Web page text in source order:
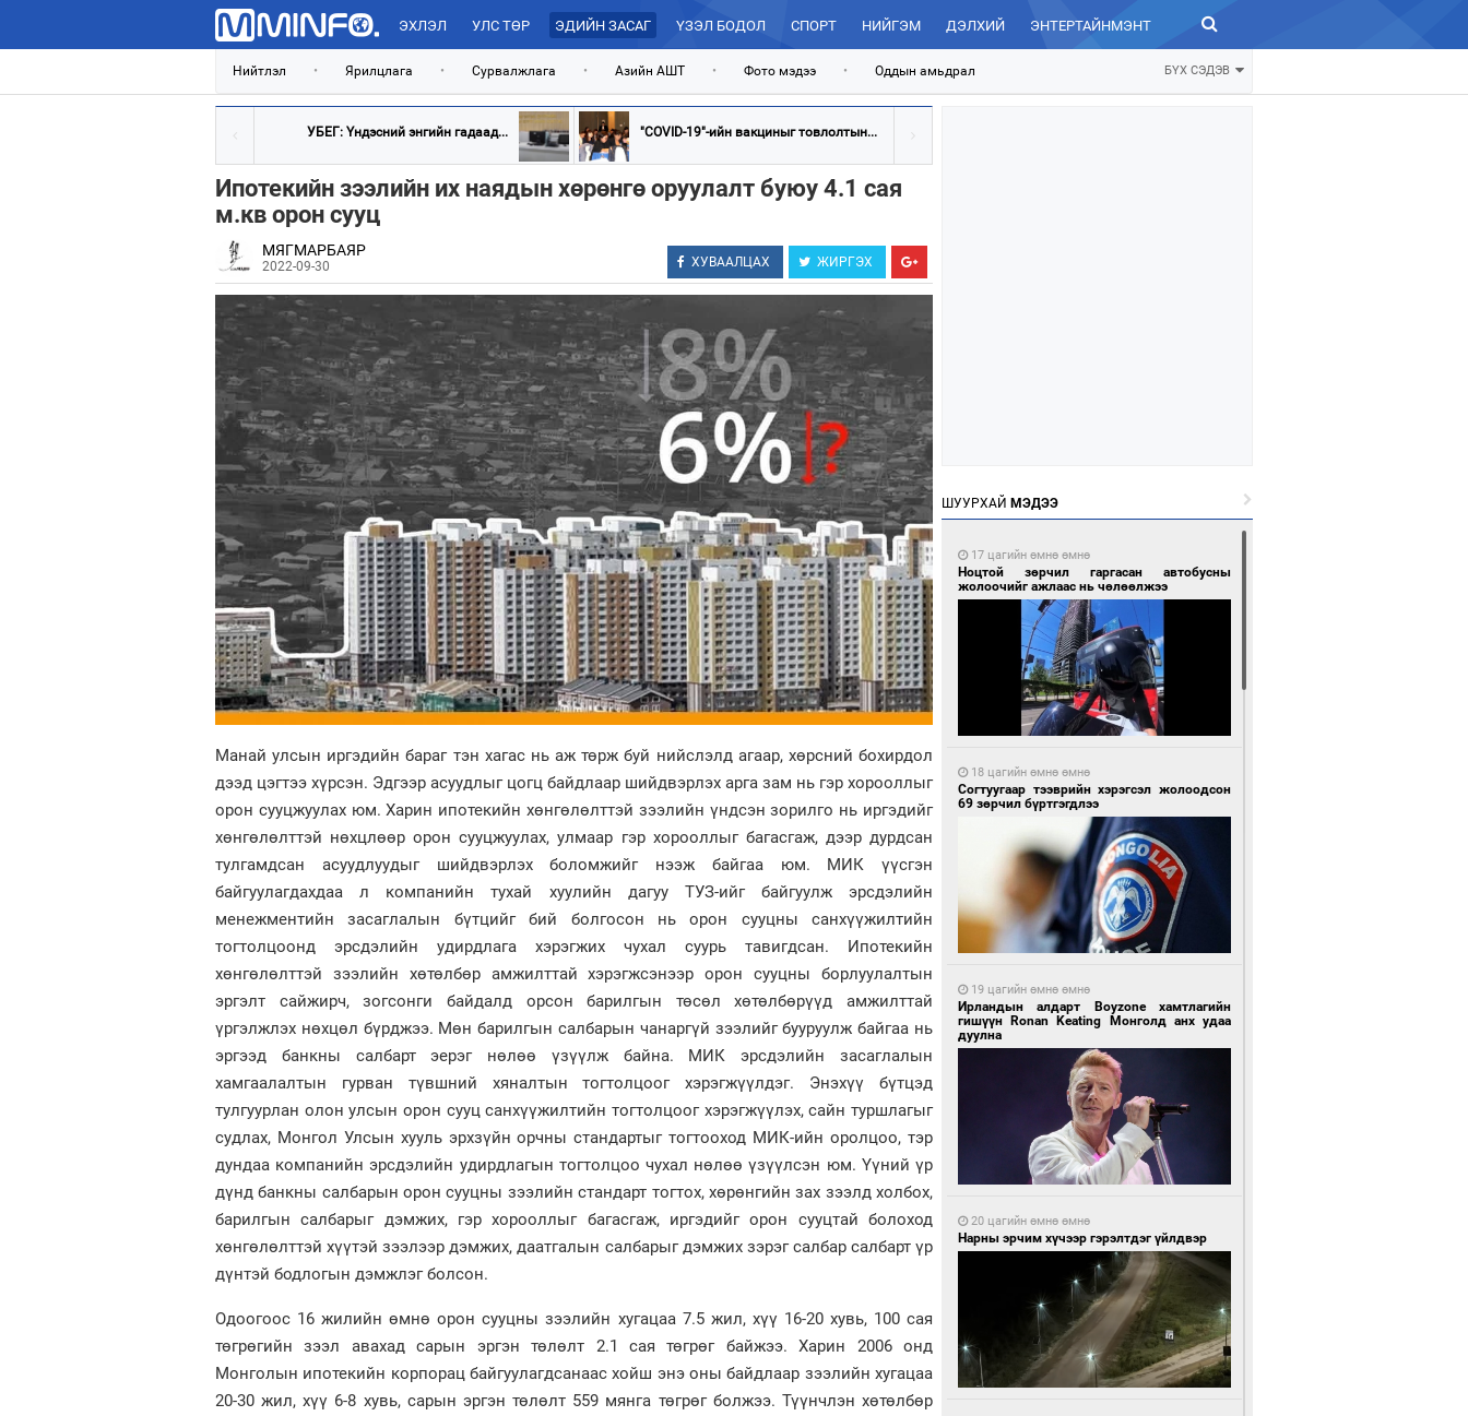
ЭХЛЭЛ УЛС ТӨР ЭДИЙН ЗАСАГ ҮЗЭЛ БОДОЛ СПОРТ НИЙГЭМ ДЭЛХИЙ ЭНТЕРТАЙНМЭНТ ЗУРХАЙ
Нийтлэл • Ярилцлага • Сурвалжлага • Азийн АШТ • Фото мэдээ • Оддын амьдрал БҮХ СЭДЭВ
УБЕГ: Үндэсний энгийн гадаад... "COVID-19"-ийн вакциныг товлолтын...
Ипотекийн зээлийн их наядын хөрөнгө оруулалт буюу 4.1 сая
м.кв орон сууц
МЯГМАРБАЯР
2022-09-30 ХУВААЛЦАХ ЖИРГЭХ
Манай улсын иргэдийн бараг тэн хагас нь аж төрж буй нийслэлд агаар, хөрсний бохирдол
дээд цэгтээ хүрсэн. Эдгээр асуудлыг цогц байдлаар шийдвэрлэх арга зам нь гэр хорооллыг
орон сууцжуулах юм. Харин ипотекийн хөнгөлөлттэй зээлийн үндсэн зорилго нь иргэдийг
хөнгөлөлттэй нөхцлөөр орон сууцжуулах, улмаар гэр хорооллыг багасгаж, дээр дурдсан
тулгамдсан асуудлуудыг шийдвэрлэх боломжийг нээж байгаа юм. МИК үүсгэн
байгуулагдахдаа л компанийн тухай хуулийн дагуу ТУЗ-ийг байгуулж эрсдэлийн
менежментийн засаглалын бүтцийг бий болгосон нь орон сууцны санхүүжилтийн
тогтолцоонд эрсдэлийн удирдлага хэрэгжих чухал суурь тавигдсан. Ипотекийн
хөнгөлөлттэй зээлийн хөтөлбөр амжилттай хэрэгжсэнээр орон сууцны борлуулалтын
эргэлт сайжирч, зогсонги байдалд орсон барилгын төсөл хөтөлбөрүүд амжилттай
үргэлжлэх нөхцөл бүрджээ. Мөн барилгын салбарын чанаргүй зээлийг бууруулж байгаа нь
эргээд банкны салбарт эерэг нөлөө үзүүлж байна. МИК эрсдэлийн засаглалын
хамгаалалтын гурван түвшний хяналтын тогтолцоог хэрэгжүүлдэг. Энэхүү бүтцэд
тулгуурлан олон улсын орон сууц санхүүжилтийн тогтолцоог хэрэгжүүлэх, сайн туршлагыг
судлах, Монгол Улсын хууль эрхзүйн орчны стандартыг тогтооход МИК-ийн оролцоо, тэр
дундаа компанийн эрсдэлийн удирдлагын тогтолцоо чухал нөлөө үзүүлсэн юм. Үүний үр
дүнд банкны салбарын орон сууцны зээлийн стандарт тогтох, хөрөнгийн зах зээлд холбох,
барилгын салбарыг дэмжих, гэр хорооллыг багасгаж, иргэдийг орон сууцтай болоход
хөнгөлөлттэй хүүтэй зээлээр дэмжих, даатгалын салбарыг дэмжих зэрэг салбар салбарт үр
дүнтэй бодлогын дэмжлэг болсон.
Одоогоос 16 жилийн өмнө орон сууцны зээлийн хугацаа 7.5 жил, хүү 16-20 хувь, 100 сая
төгрөгийн зээл авахад сарын эргэн төлөлт 2.1 сая төгрөг байжээ. Харин 2006 онд
Монголын ипотекийн корпорац байгуулагдсанаас хойш энэ оны байдлаар зээлийн хугацаа
20-30 жил, хүү 6-8 хувь, сарын эргэн төлөлт 559 мянга төгрөг болжээ. Түүнчлэн хөтөлбөр
ШУУРХАЙ МЭДЭЭ
17 цагийн өмнө өмнө
Ноцтой зөрчил гаргасан автобусны
жолоочийг ажлаас нь чөлөөлжээ
18 цагийн өмнө өмнө
Согтуугаар тээврийн хэрэгсэл жолоодсон
69 зөрчил бүртгэгдлээ
19 цагийн өмнө өмнө
Ирландын алдарт Boyzone хамтлагийн
гишүүн Ronan Keating Монголд анх удаа
дуулна
20 цагийн өмнө өмнө
Нарны эрчим хүчээр гэрэлтдэг үйлдвэр